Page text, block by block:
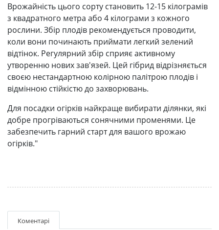
Врожайність цього сорту становить 12-15 кілограмів
з квадратного метра або 4 кілограми з кожного
рослини. Збір плодів рекомендується проводити,
коли вони починають приймати легкий зелений
відтінок. Регулярний збір сприяє активному
утворенню нових зав'язей. Цей гібрид відрізняється
своєю нестандартною ​​колірною палітрою плодів і
відмінною стійкістю до захворювань.
Для посадки огірків найкраще вибирати ділянки, які
добре прогріваються сонячними променями. Це
забезпечить гарний старт для вашого врожаю
огірків."
Коментарі